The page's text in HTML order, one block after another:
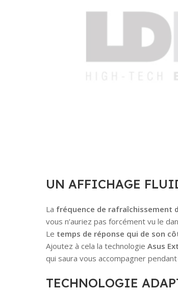
UN AFFICHAGE
La fréquence de rafraîchissement
vous n’auriez pas forcément vu le
Le temps de réponse qui de son
Ajoutez à cela la technologie Asus
qui saura vous accompagner
TECHNOLOGIE